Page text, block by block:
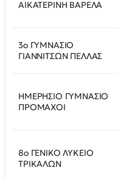
ΑΙΚΑΤΕΡΙΝΗ ΒΑΡΕΛΑ
3ο ΓΥΜΝΑΣΙΟ
ΓΙΑΝΝΙΤΣΩΝ ΠΕΛΛΑΣ
ΗΜΕΡΗΣΙΟ ΓΥΜΝΑΣΙΟ
ΠΡΟΜΑΧΟΙ
8ο ΓΕΝΙΚΟ ΛΥΚΕΙΟ
ΤΡΙΚΑΛΩΝ